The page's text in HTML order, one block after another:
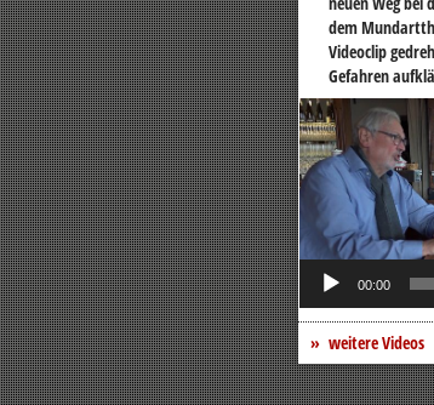
dem
Videoclip
Gefahren
Video-
Player
00:00
weitere Videos